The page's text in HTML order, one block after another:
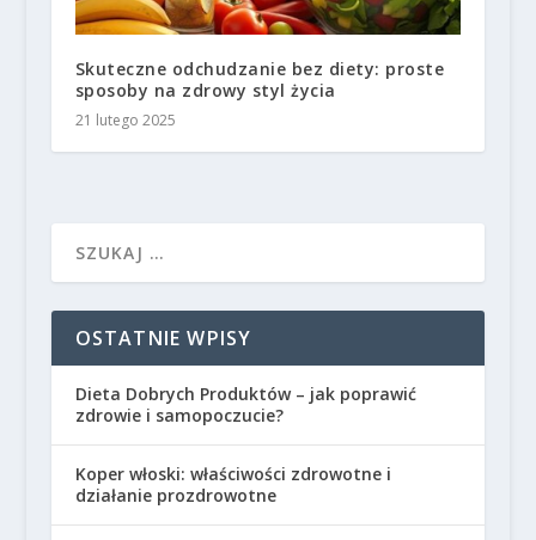
Skuteczne odchudzanie bez diety: proste
sposoby na zdrowy styl życia
21 lutego 2025
OSTATNIE WPISY
Dieta Dobrych Produktów – jak poprawić
zdrowie i samopoczucie?
Koper włoski: właściwości zdrowotne i
działanie prozdrowotne